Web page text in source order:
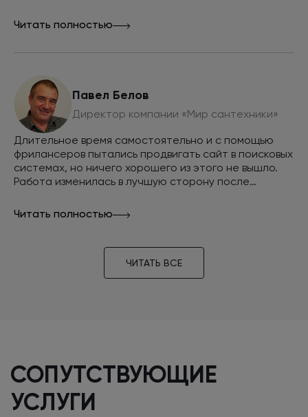
сайт в топ выдачи поисковых систем Яндекс и
Google по всем интересующим нас запросам и
Читать полностью
Павел Белов
Директор компании «Мир сантехники»
Длительное время самостоятельно и с помощью
фрилансеров пытались продвигать сайт в поисковых
системах, но ничего хорошего из этого не вышло.
Работа изменилась в лучшую сторону после
непродолжительное время наш сайт занял верхние
позиции в поисковых системах, а наш интернет-
Читать полностью
ЧИТАТЬ ВСЕ
СОПУТСТВУЮЩИЕ
УСЛУГИ